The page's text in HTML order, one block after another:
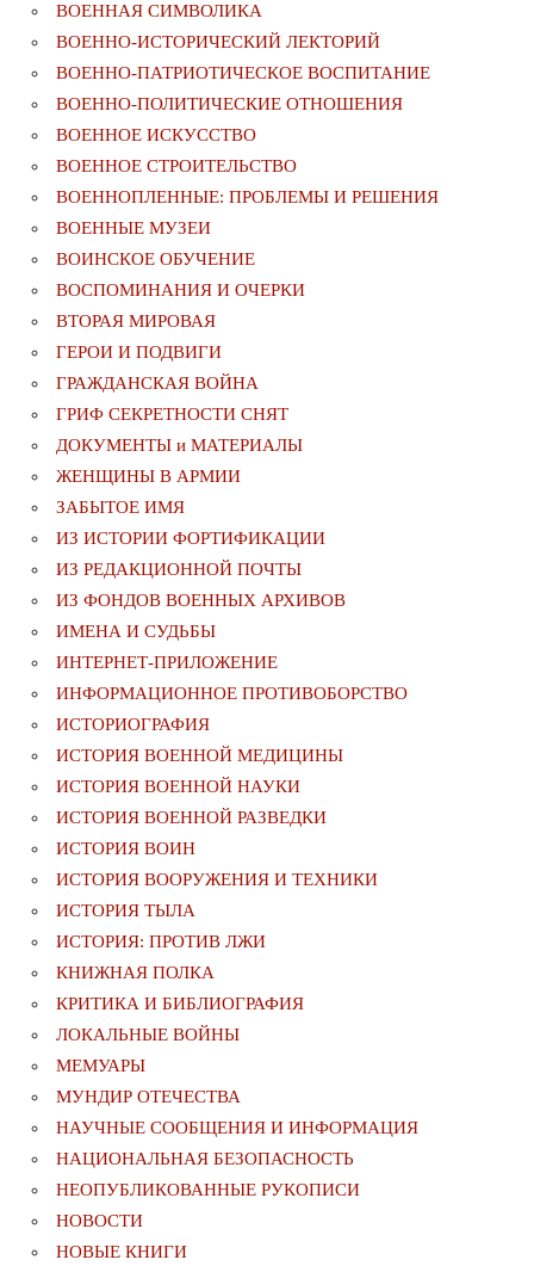
ВОЕННАЯ СИМВОЛИКА
ВОЕННО-ИСТОРИЧЕСКИЙ ЛЕКТОРИЙ
ВОЕННО-ПАТРИОТИЧЕСКОЕ ВОСПИТАНИЕ
ВОЕННО-ПОЛИТИЧЕСКИE ОТНОШЕНИЯ
ВОЕННОЕ ИСКУССТВО
ВОЕННОЕ СТРОИТЕЛЬСТВО
ВОЕННОПЛЕННЫЕ: ПРОБЛЕМЫ И РЕШЕНИЯ
ВОЕННЫЕ МУЗЕИ
ВОИНСКОЕ ОБУЧЕНИЕ
ВОСПОМИНАНИЯ И ОЧЕРКИ
ВТОРАЯ МИРОВАЯ
ГЕРОИ И ПОДВИГИ
ГРАЖДАНСКАЯ ВОЙНА
ГРИФ СЕКРЕТНОСТИ СНЯТ
ДОКУМЕНТЫ и МАТЕРИАЛЫ
ЖЕНЩИНЫ В АРМИИ
ЗАБЫТОЕ ИМЯ
ИЗ ИСТОРИИ ФОРТИФИКАЦИИ
ИЗ РЕДАКЦИОННОЙ ПОЧТЫ
ИЗ ФОНДОВ ВОЕННЫХ АРХИВОВ
ИМЕНА И СУДЬБЫ
ИНТЕРНЕТ-ПРИЛОЖЕНИЕ
ИНФОРМАЦИОННОЕ ПРОТИВОБОРСТВО
ИСТОРИОГРАФИЯ
ИСТОРИЯ ВОЕННОЙ МЕДИЦИНЫ
ИСТОРИЯ ВОЕННОЙ НАУКИ
ИСТОРИЯ ВОЕННОЙ РАЗВЕДКИ
ИСТОРИЯ ВОИН
ИСТОРИЯ ВООРУЖЕНИЯ И ТЕХНИКИ
ИСТОРИЯ ТЫЛА
ИСТОРИЯ: ПРОТИВ ЛЖИ
КНИЖНАЯ ПОЛКА
КРИТИКА И БИБЛИОГРАФИЯ
ЛОКАЛЬНЫЕ ВОЙНЫ
МЕМУАРЫ
МУНДИР ОТЕЧЕСТВА
НАУЧНЫЕ СООБЩЕНИЯ И ИНФОРМАЦИЯ
НАЦИОНАЛЬНАЯ БЕЗОПАСНОСТЬ
НЕОПУБЛИКОВАННЫЕ РУКОПИСИ
НОВОСТИ
НОВЫЕ КНИГИ